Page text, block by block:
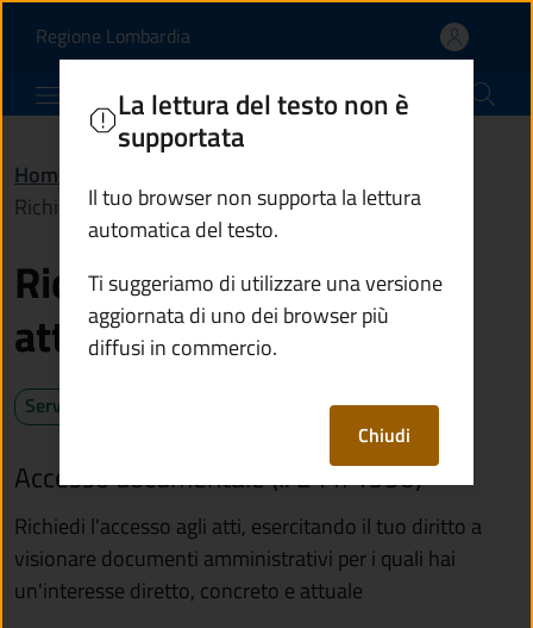
Richiedere l'accesso
Regione Lombardia(apre in un'altra scheda).
Comune di Vezza d'Oglio
Home
Richiedere l'accesso agli atti
Richiedere l'accesso agli
atti
Servizio attivo
Accesso documentale (l. 241/1990)
Richiedi l'accesso agli atti, esercitando il tuo diritto a
visionare documenti amministrativi per i quali hai
un'interesse diretto, concreto e attuale
La lettura del testo non è
supportata
Il tuo browser non supporta la lettura
automatica del testo.
Ti suggeriamo di utilizzare una versione
aggiornata di uno dei browser più
diffusi in commercio.
Chiudi